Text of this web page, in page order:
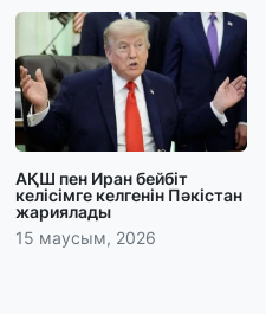
АҚШ пен Иран бейбіт
келісімге келгенін Пәкістан
жариялады
15 маусым, 2026